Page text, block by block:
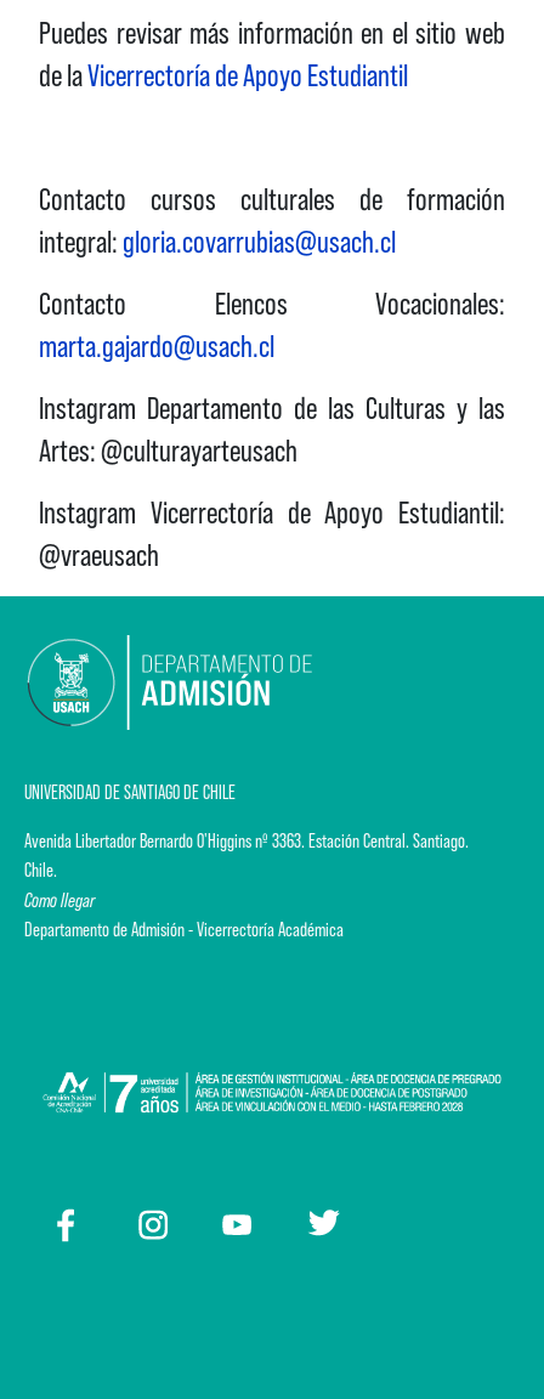
Puedes revisar más información en el sitio web
de laVicerrectoría de Apoyo Estudiantil
Contacto cursos culturales de formación
integral: gloria.covarrubias@usach.cl
Contacto Elencos Vocacionales:
marta.gajardo@usach.cl
Instagram Departamento de las Culturas y las
Artes:@culturayarteusach
Instagram Vicerrectoría de Apoyo Estudiantil:
@vraeusach
UNIVERSIDAD DE SANTIAGO DE CHILE
Avenida Libertador Bernardo O'Higgins nº 3363. Estación Central. Santiago.
Chile.
Como llegar
Departamento de Admisión - Vicerrectoría Académica